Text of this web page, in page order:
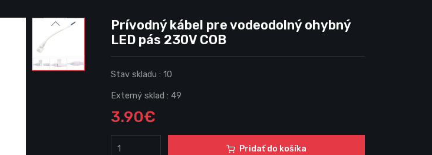
Prívodný kábel pre vodeodolný ohybný
LED pás 230V COB
Stav skladu : 10
Externý sklad : 49
3.90€
Pridať do košíka